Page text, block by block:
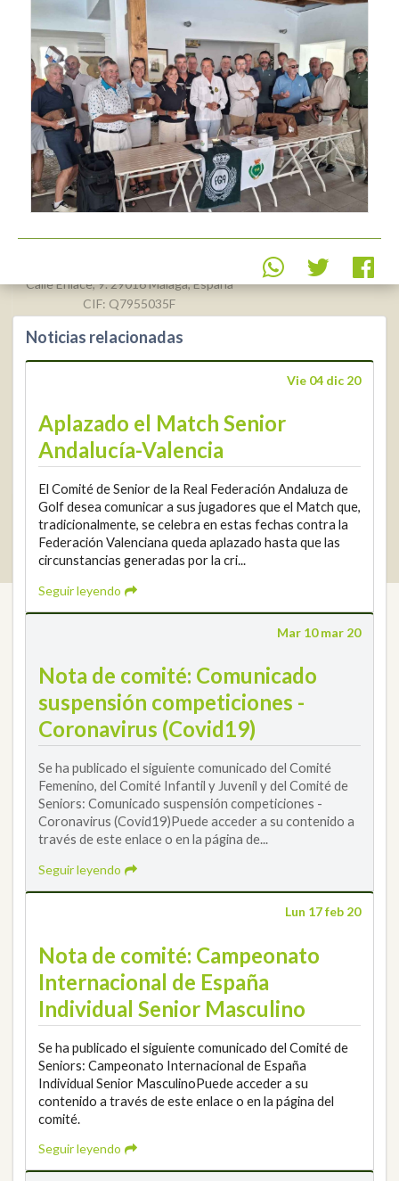
Noticias relacionadas
Vie 04 dic 20
Aplazado el Match Senior
Andalucía-Valencia
El Comité de Senior de la Real Federación Andaluza de
Golf desea comunicar a sus jugadores que el Match que,
tradicionalmente, se celebra en estas fechas contra la
Federación Valenciana queda aplazado hasta que las
circunstancias generadas por la cri...
Seguir leyendo
Mar 10 mar 20
Nota de comité: Comunicado
suspensión competiciones -
Coronavirus (Covid19)
Se ha publicado el siguiente comunicado del Comité
Femenino, del Comité Infantil y Juvenil y del Comité de
Seniors: Comunicado suspensión competiciones -
Coronavirus (Covid19)Puede acceder a su contenido a
través de este enlace o en la página de...
Seguir leyendo
Lun 17 feb 20
Nota de comité: Campeonato
Internacional de España
Individual Senior Masculino
Se ha publicado el siguiente comunicado del Comité de
Seniors: Campeonato Internacional de España
Individual Senior MasculinoPuede acceder a su
contenido a través de este enlace o en la página del
comité.
Seguir leyendo
Real Federación Andaluza de
Calle Enlace, 9. 29016 Málaga, España
CIF: Q7955035F
+34 952 225
590
2026 © Real Federación Andaluza de Golf
Política de Privacidad
Política de Cookies
Aviso legal
© DarkSky
Widget de competiciones